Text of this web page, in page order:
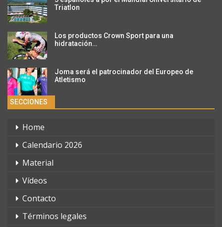
Triatlon
Los productos Crown Sport para una
hidratación…
Joma será el patrocinador del Europeo de
Atletismo
SECCIONES
Home
Calendario 2026
Material
Vídeos
Contacto
Términos legales